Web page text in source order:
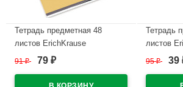
Тетрадь предметная 48
листов ErichKrause
Котоформулы
обложка арт.62534
91₽ 79 ₽
Тетрадь
листов
ассорти
арт.59693
95₽ 39